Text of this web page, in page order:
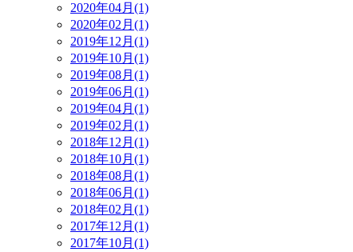
2020年04月(1)
2020年02月(1)
2019年12月(1)
2019年10月(1)
2019年08月(1)
2019年06月(1)
2019年04月(1)
2019年02月(1)
2018年12月(1)
2018年10月(1)
2018年08月(1)
2018年06月(1)
2018年02月(1)
2017年12月(1)
2017年10月(1)